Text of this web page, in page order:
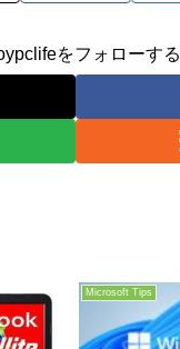
をフォローする
Microsoft Tips